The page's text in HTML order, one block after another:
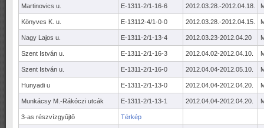
Martinovics u. E-1311-2/1-16-6 2012.03.28.-2012.04.18.
Könyves K. u. E-13112-4/1-0-0 2012.03.28.-2012.04.15.
Nagy Lajos u. E-1311-2/1-13-4 2012.03.23-2012.04.20
Szent István u. E-1311-2/1-16-3 2012.04.02-2012.04.10.
Szent István u. E-1311-2/1-16-0 2012.04.04-2012.05.10.
Hunyadi u E-1311-2/1-13-0 2012.04.04-2012.04.20.
Munkácsy M.-Rákóczi utcák E-1311-2/1-13-1 2012.04.04-2012.04.20.
3-as részvízgyûjtõ Térkép